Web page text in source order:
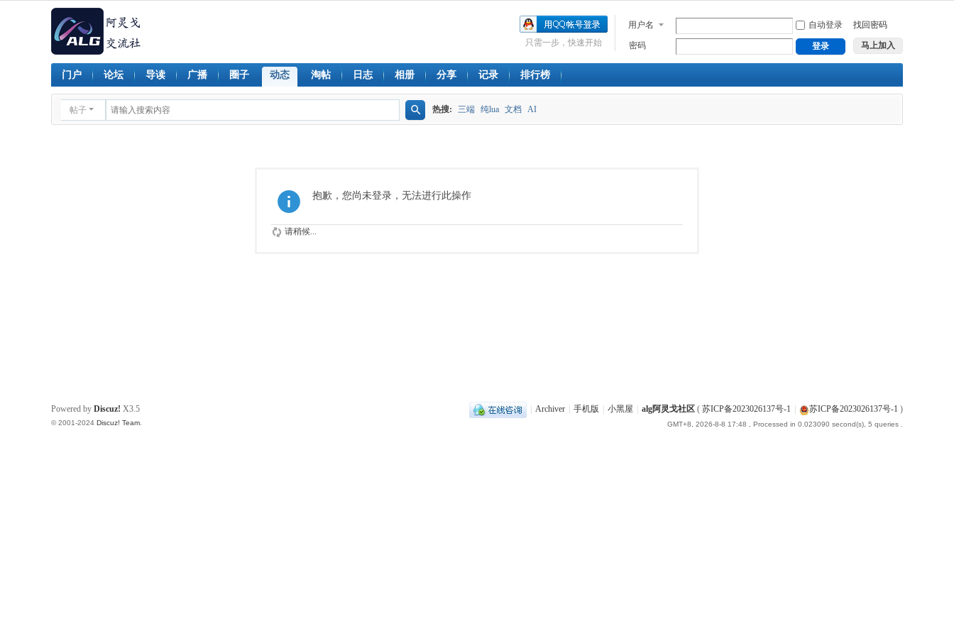
用户名 自动登录 找回密码
密码 登录 马上加入
只需一步，快速开始
门户 论坛 导读 广播 圈子 动态 淘帖 日志 相册 分享 记录 排行榜
帖子 热搜: 三端 纯lua 文档 AI
抱歉，您尚未登录，无法进行此操作
请稍候...
Archiver 手机版 小黑屋 alg阿灵戈社区 ( 苏ICP备2023026137号-1 苏ICP备2023026137号-1 )
GMT+8, 2026-8-8 17:48 , Processed in 0.023090 second(s), 5 queries .
Powered by Discuz! X3.5
© 2001-2024 Discuz! Team